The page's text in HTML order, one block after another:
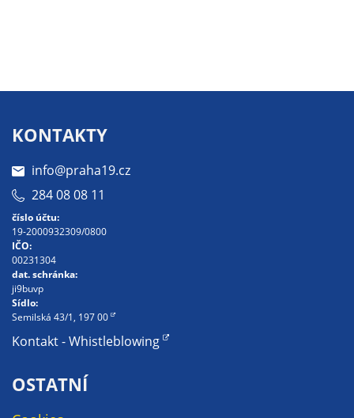
KONTAKTY
info@praha19.cz
284 08 08 11
číslo účtu:
19-2000932309/0800
IČO:
00231304
dat. schránka:
ji9buvp
Sídlo:
Semilská 43/1, 197 00
Kontakt - Whistleblowing
OSTATNÍ
další technologie,